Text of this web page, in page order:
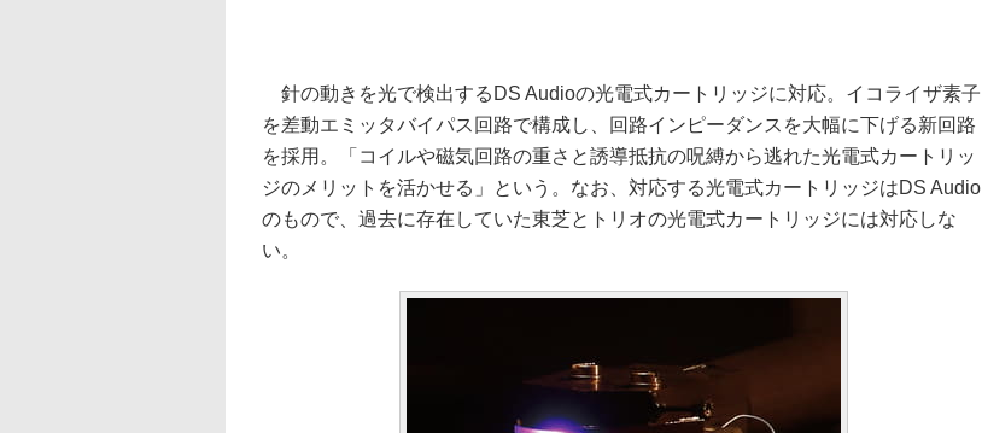
針の動きを光で検出するDS Audioの光電式カートリッジに対応。イコライザ素子
を差動エミッタバイパス回路で構成し、回路インピーダンスを大幅に下げる新回路
を採用。「コイルや磁気回路の重さと誘導抵抗の呪縛から逃れた光電式カートリッ
ジのメリットを活かせる」という。なお、対応する光電式カートリッジはDS Audio
のもので、過去に存在していた東芝とトリオの光電式カートリッジには対応しな
い。